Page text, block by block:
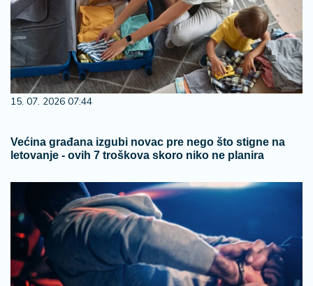
15. 07. 2026 07:44
Većina građana izgubi novac pre nego što stigne na
letovanje - ovih 7 troškova skoro niko ne planira